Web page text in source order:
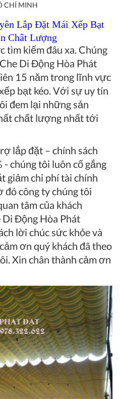
CHÍ MINH
Lắp Đặt Mái Xếp Bạt
Chât Lượng
tìm kiếm đâu xa. Chúng
Di Động Hòa Phát
15 năm trong lĩnh vực
bạt kéo. Với sự uy tín
đem lại những sản
chất lượng nhất tới
lắp đặt – chính sách
- chúng tôi luôn cố gắng
giảm chi phí tài chính
đó công ty chúng tôi
tâm của khách
Di Động Hòa Phát
lời chúc sức khỏe và
ơn quý khách đã theo
Xin chân thành cảm ơn